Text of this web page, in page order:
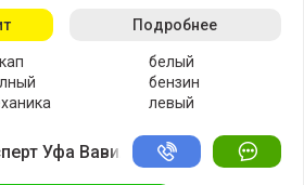
белый
бензин
левый
Подробнее
Уфа Вавилово